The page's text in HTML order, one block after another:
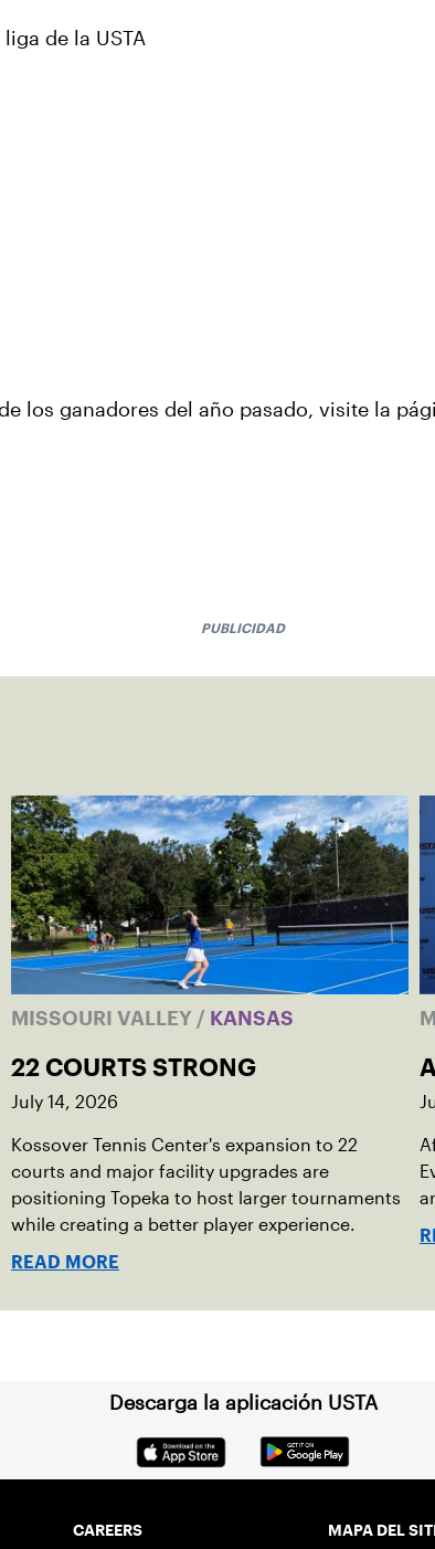
de la USTA
los ganadores del año pasado, visite la
PUBLICIDAD
MISSOURI VALLEY / KANSAS
22 COURTS STRONG
July 14, 2026
Kossover Tennis Center's expansion to 22
courts and major facility upgrades are
positioning Topeka to host larger tournaments
while creating a better player experience.
READ MORE
Descarga la aplicación USTA
CAREERS MAPA DEL